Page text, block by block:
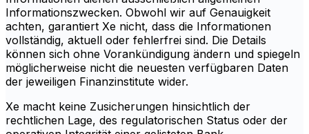
Informationszwecken. Obwohl wir auf Genauigkeit
achten, garantiert Xe nicht, dass die Informationen
vollständig, aktuell oder fehlerfrei sind. Die Details
können sich ohne Vorankündigung ändern und spiegeln
möglicherweise nicht die neuesten verfügbaren Daten
der jeweiligen Finanzinstitute wider.
Xe macht keine Zusicherungen hinsichtlich der
rechtlichen Lage, des regulatorischen Status oder der